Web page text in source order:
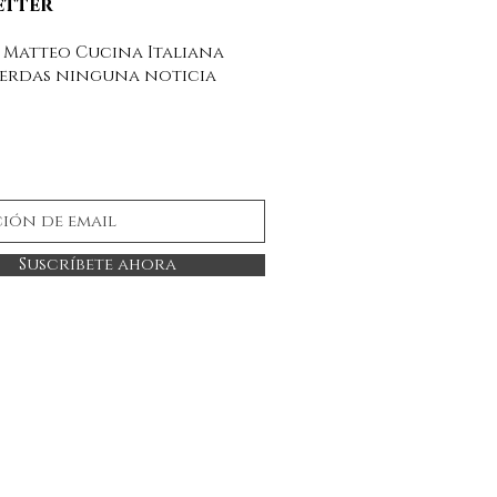
Matteo Cucina Italiana
ninguna noticia
Suscríbete ahora